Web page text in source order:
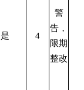
是 4
警
告，
限期
整改